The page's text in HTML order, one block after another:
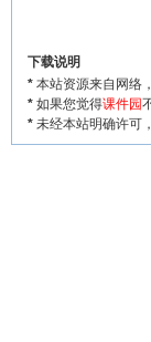
下载说明
* 本站资源来自网络
* 如果您觉得课件园
* 未经本站明确许可